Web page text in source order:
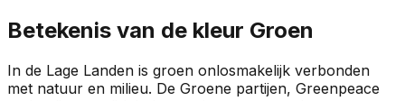
Betekenis van de kleur Groen
In de Lage Landen is groen onlosmakelijk verbonden
met natuur en milieu. De Groene partijen, Greenpeace